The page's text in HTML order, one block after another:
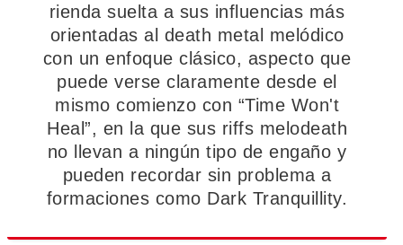
rienda suelta a sus influencias más
orientadas al death metal melódico
con un enfoque clásico, aspecto que
puede verse claramente desde el
mismo comienzo con “Time Won't
Heal”, en la que sus riffs melodeath
no llevan a ningún tipo de engaño y
pueden recordar sin problema a
formaciones como Dark Tranquillity.